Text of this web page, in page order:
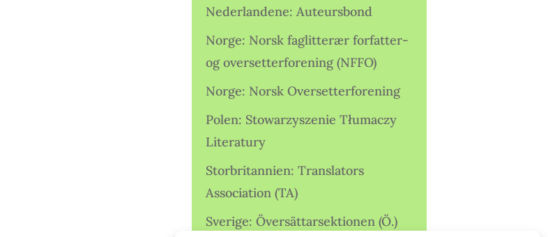
Nederlandene: Auteursbond
Norge: Norsk faglitterær forfatter-
og oversetterforening (NFFO)
Norge: Norsk Oversetterforening
Polen: Stowarzyszenie Tłumaczy
Literatury
Storbritannien: Translators
Association (TA)
Sverige: Översättarsektionen (Ö.)